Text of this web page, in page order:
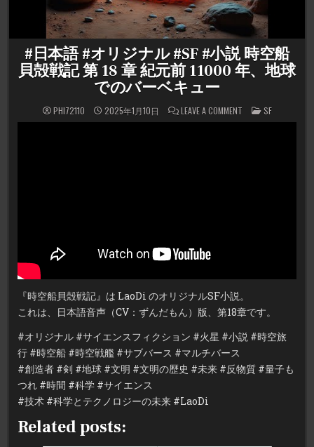
#日本語 #オリジナル #SF #小説 時空船
貝殻戦記 第 18 章 紀元前 11000 年、地球
でのバーベキュー
PHI72110 2025年1月10日 LEAVE A COMMENTON
戦
18
章
紀
前
11000
地
球
POSTED
IN
SF
『時空船貝殻戦記』は LaoDi のオリジナルSF小説。
これは、日本語音声（CV：ずんだもん）版、第18章です。
#オリジナル #サイエンスフィクション #火星 #小説 #時空旅
行 #時空船 #時空戦艦 #サブバース #マルチバース
#創造者 #剣 #地球 #文明 #文明の歴史 #未来 #反物質 #量子も
つれ #時間 #科学 #サイエンス
#技术 #科学とテクノロジーの未来 #LaoDi
Related posts: